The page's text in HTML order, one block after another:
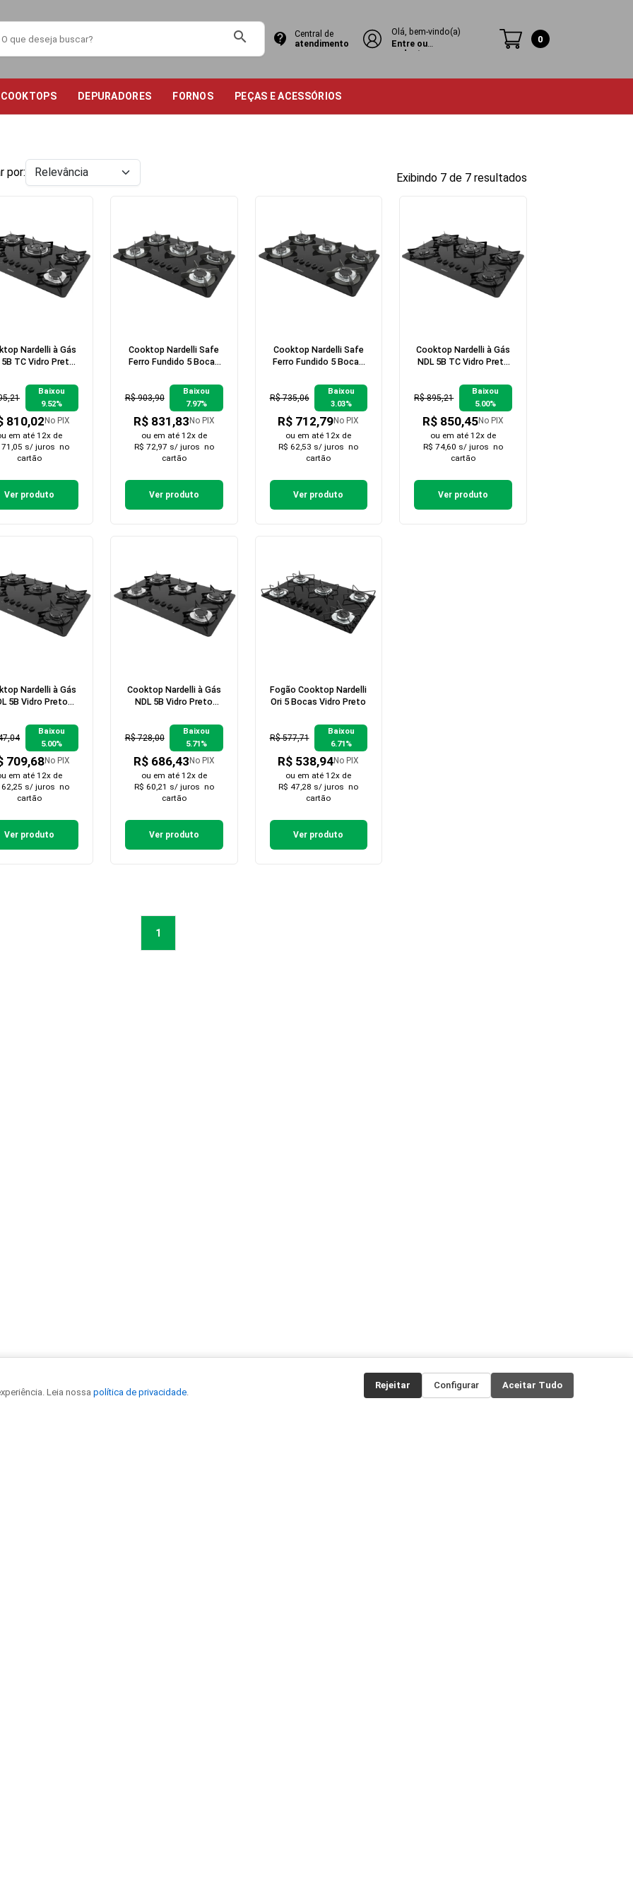
search contact_support
Central de
atendimento
Olá, bem-vindo(a)
Entre ou
cadastre-se
0
COOKTOPS DEPURADORES FORNOS PEÇAS E ACESSÓRIOS
por: Exibindo 7 de 7 resultados
Nardelli à Gás
5B TC Vidro Preto
Baixou
9.52%
810,02 No PIX
em até 12x de
71,05 s/ juros no
cartão
Ver produto
Cooktop Nardelli Safe
Ferro Fundido 5 Bocas
R$ 903,90
Baixou
7.97%
R$ 831,83 No PIX
ou em até 12x de
R$ 72,97 s/ juros no
cartão
Ver produto
Cooktop Nardelli Safe
Ferro Fundido 5 Bocas
R$ 735,06
Baixou
3.03%
R$ 712,79No PIX
ou em até 12x de
R$ 62,53 s/ juros no
cartão
Ver produto
Cooktop Nardelli à Gás
NDL 5B TC Vidro Preto
R$ 895,21
Baixou
5.00%
R$ 850,45No PIX
ou em até 12x de
R$ 74,60 s/ juros no
cartão
Ver produto
Nardelli à Gás
5B Vidro Preto
Baixou
5.00%
709,68No PIX
em até 12x de
62,25 s/ juros no
cartão
Ver produto
Cooktop Nardelli à Gás
NDL 5B Vidro Preto
R$ 728,00
Baixou
5.71%
R$ 686,43 No PIX
ou em até 12x de
R$ 60,21 s/ juros no
cartão
Ver produto
Fogão Cooktop Nardelli
Ori 5 Bocas Vidro Preto
R$ 577,71
Baixou
6.71%
R$ 538,94No PIX
ou em até 12x de
R$ 47,28 s/ juros no
cartão
Ver produto
1
Leia nossa política de privacidade.
Rejeitar Configurar Aceitar Tudo